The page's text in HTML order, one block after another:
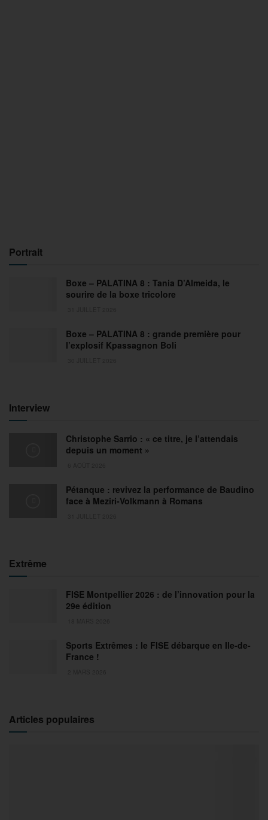
Portrait
Boxe – PALATINA 8 : Tania D’Almeida, le
sourire de la boxe tricolore
Boxe – PALATINA 8 : grande première pour
l’explosif Kpassagnon Boli
Interview
Christophe Sarrio : « ce titre, je l’attendais
depuis un moment »
Pétanque : revivez la performance de Baudino
face à Meziri-Volkmann à Romans
Extrême
FISE Montpellier 2026 : de l’innovation pour la
29e édition
Sports Extrêmes : le FISE débarque en Ile-de-
France !
Articles populaires